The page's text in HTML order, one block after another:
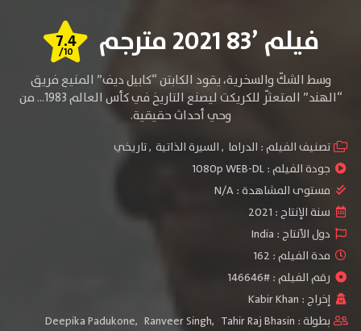
فيلم ’83 2021 مترجم 7.4
/10
وسط الشكّ والسخرية، يقود الكابتن “كابيل ديف” المنيع فريق
“الهند” المتعثّر للكريكت ليصنع التاريخ في كأس العالم 1983… من
وحي أحداث حقيقية.
تصنيف الفيلم : الدراما ,السيرة الذاتية ,تاريخي
جودة الفيلم :1080p WEB-DL
مستوى المشاهدة :N/A
سنة الإنتاج : 2021
دول الأنتاج : India
مدة الفيلم : 162
رقم الفيلم : #146646
إخراج : Kabir Khan
بطولة :
Deepika Padukone, Ranveer Singh, Tahir Raj Bhasin